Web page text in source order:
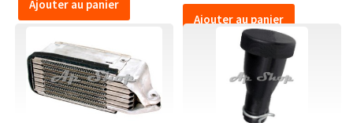
Ajouter au panier
Ajouter au panier